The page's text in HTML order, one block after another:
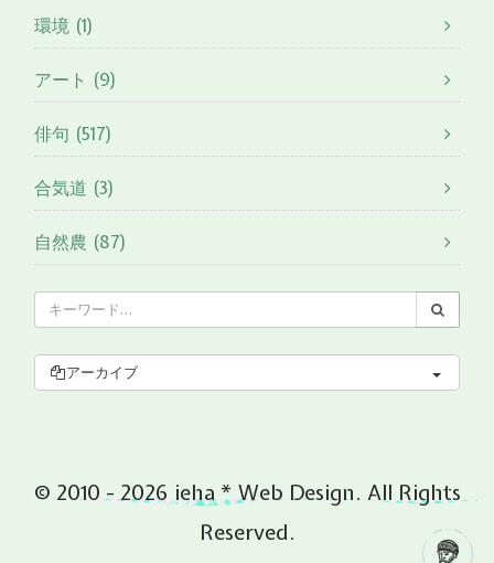
環境 (1)
アート (9)
俳句 (517)
合気道 (3)
自然農 (87)
アーカイブ
© 2010 - 2026 ieha * Web Design. All Rights
Reserved.